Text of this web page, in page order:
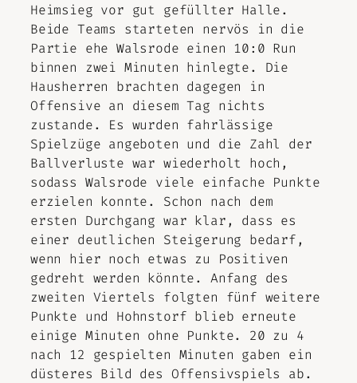
Heimsieg vor gut gefüllter Halle.
Beide Teams starteten nervös in die
Partie ehe Walsrode einen 10:0 Run
binnen zwei Minuten hinlegte. Die
Hausherren brachten dagegen in
Offensive an diesem Tag nichts
zustande. Es wurden fahrlässige
Spielzüge angeboten und die Zahl der
Ballverluste war wiederholt hoch,
sodass Walsrode viele einfache Punkte
erzielen konnte. Schon nach dem
ersten Durchgang war klar, dass es
einer deutlichen Steigerung bedarf,
wenn hier noch etwas zu Positiven
gedreht werden könnte. Anfang des
zweiten Viertels folgten fünf weitere
Punkte und Hohnstorf blieb erneute
einige Minuten ohne Punkte. 20 zu 4
nach 12 gespielten Minuten gaben ein
düsteres Bild des Offensivspiels ab.